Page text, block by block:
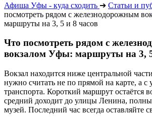
Афиша Уфы - куда сходить ➔ Статьи и
посмотреть рядом с железнодорожным
маршруты на 3, 5 и 8 часов
Что посмотреть рядом с
вокзалом Уфы: маршруты на 3,
Вокзал находится ниже центральной
нужно считать не по прямой на карте, а с
транспорта. Короткий маршрут остаётся
средний доходит до улицы Ленина,
музей. Последний час всегда оставляйте